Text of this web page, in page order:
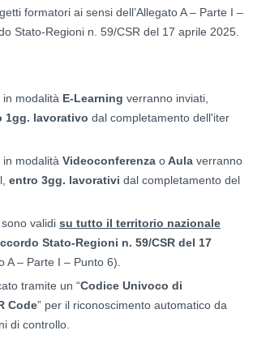
formatori ai sensi dell’Allegato A – Parte I –
Stato-Regioni n. 59/CSR del 17 aprile 2025.
modalità E-Learning verranno inviati,
1gg. lavorativo dal completamento dell'iter
modalità Videoconferenza oAula verranno
entro 3gg. lavorativi dal completamento del
validi su tutto il territorio nazionale
Stato-Regioni n. 59/CSR del 17
A – Parte I – Punto 6).
tramite un “Codice Univoco di
Code” per il riconoscimento automatico da
di controllo.